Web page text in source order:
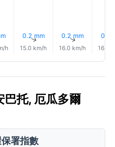
h
0.2 mm
↑
15.0 km/h
0.2 mm
↑
16.0 km/h
0.1
16.0
巴托, 厄瓜多爾
署指數